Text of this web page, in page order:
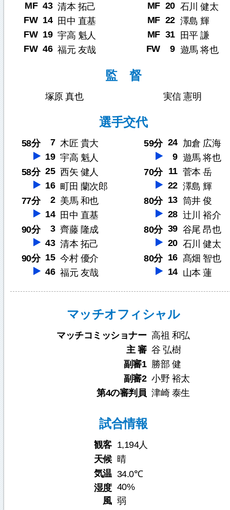
MF 43 清本 拓己
FW 14
田中 直基
FW 19 宇高 魁人
FW 46 福元 友哉
MF 20 石川 健太
MF 22 澤島 輝
MF 31
田平 謙
FW
9 遊馬 将也
監 督
塚原 真也 実信 憲明
選手交代
58分 7 木匠 貴大
19 宇高 魁人
58分 25 西矢 健人
16 町田 蘭次郎
77分
2 美馬 和也
14
田中 直基
90分
3 齊藤 隆成
43 清本 拓己
90分 15 今村 優介
46 福元 友哉
59分 24 加倉 広海
9 遊馬 将也
70分
11 菅本 岳
22 澤島 輝
80分 13 筒井 俊
28 辻川 裕介
80分 39 谷尾 昂也
20 石川 健太
80分 16 髙畑 智也
14 山本 蓮
マッチオフィシャル
マッチコミッショナー 高祖 和弘
主 審 谷 弘樹
副審1 勝部 健
副審2 小野 裕太
第4の審判員 津崎 泰生
試合情報
観客 1,194人
天候 晴
気温 34.0℃
湿度 40%
風 弱